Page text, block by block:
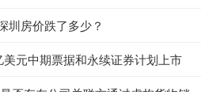
圳房价跌了多少？
元中期票据和永续证券计划上市